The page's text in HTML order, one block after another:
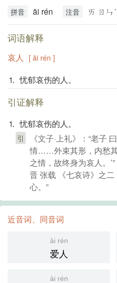
拼音 āi rén 注音 ㄞ ㄖㄣˊ
词语解释
哀人 [ āi rén ]
⒈ 忧郁哀伤的人。
引证解释
⒈ 忧郁哀伤的人。
引
《文子·上礼》：“老子
情……外束其形，内愁
之情，故终身为哀人。’”
晋 张载 《七哀诗》之
心。”
近音词、同音词
ài rén
爱人
ài rén